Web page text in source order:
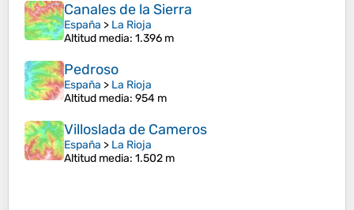
Canales de la Sierra
España > La Rioja
Altitud media: 1.396 m
Pedroso
España > La Rioja
Altitud media: 954 m
Villoslada de Cameros
España > La Rioja
Altitud media: 1.502 m